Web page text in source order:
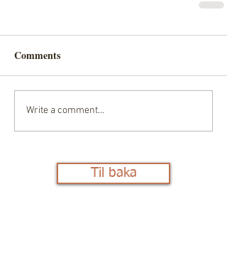
Comments
Write a comment...
Til baka